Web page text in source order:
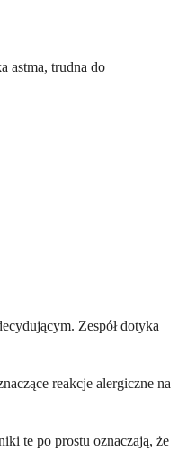
astma, trudna do
Zespół dotyka
reakcje alergiczne na
te po prostu oznaczają, że